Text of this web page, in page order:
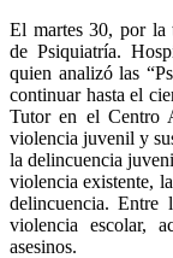
El martes 30, por
de Psiquiatría.
quien analizó las
continuar hasta el
Tutor en el Centro
violencia juvenil y
la delincuencia
violencia existente,
delincuencia. Entre
violencia escolar,
asesinos.